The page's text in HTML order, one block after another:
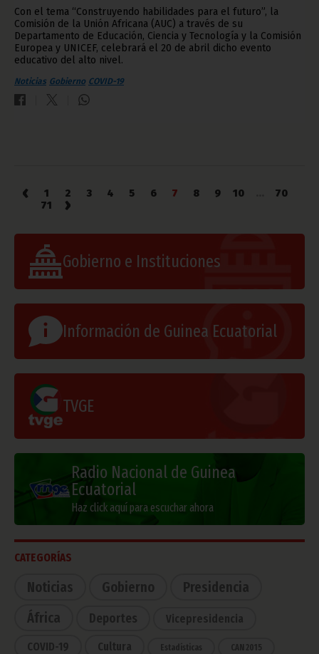
Con el tema “Construyendo habilidades para el futuro”, la
Comisión de la Unión Africana (AUC) a través de su
Departamento de Educación, Ciencia y Tecnología y la Comisión
Europea y UNICEF, celebrará el 20 de abril dicho evento
educativo del alto nivel.
Noticias Gobierno COVID-19
‹ 1 2 3 4 5 6 7 8 9 10
70
71
›
Gobierno e Instituciones
Información de Guinea Ecuatorial
TVGE
Radio Nacional de Guinea
Ecuatorial
Haz click aquí para escuchar ahora
CATEGORÍAS
Noticias Gobierno
Presidencia
África
Deportes Vicepresidencia
COVID-19 Cultura Estadísticas CAN 2015